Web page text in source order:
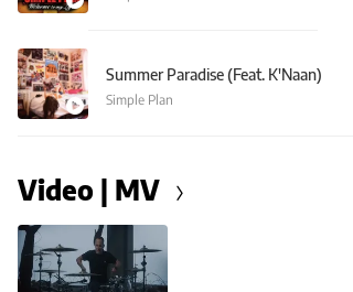
Summer Paradise (Feat. K'Naan)
Simple Plan
Video | MV